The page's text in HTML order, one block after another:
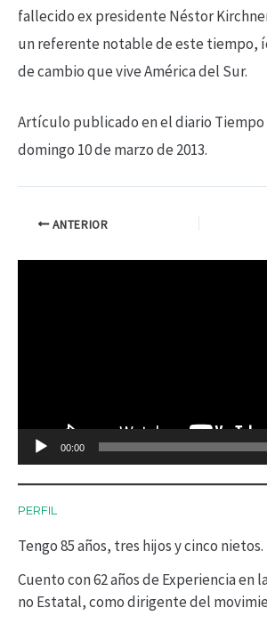
fallecido ex presidente Néstor
un referente notable de este tiempo,
de cambio que vive América del Sur.
Artículo publicado en el diario
domingo 10 de marzo de 2013.
ANTERIOR
d
c
t
o
r
d
00:00
PERFIL
Tengo 85 años, tres hijos y cinco nietos.
Cuento con 62 años de Experiencia en
no Estatal, como dirigente del